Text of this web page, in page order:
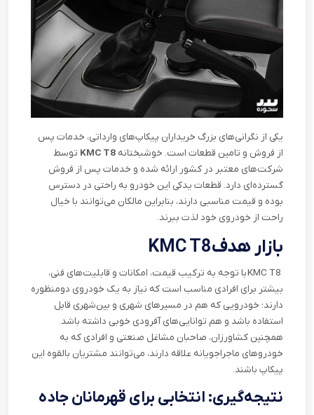
یکی از نگرانی‌های بزرگ خریداران پیکاپ‌های وارداتی، خدمات پس
از فروش و تامین قطعات است. خوشبختانه KMC T8 توسط
شرکت‌های معتبر در کشور ارائه شده و خدمات پس از فروش
گسترده‌ای دارد. قطعات یدکی این خودرو به راحتی در دسترس
بوده و قیمت مناسبی دارند، بنابراین مالکان می‌توانند با خیال
راحت از خودروی خود لذت ببرند.
بازار هدفKMC T8
KMC T8با توجه به ترکیب قیمت، امکانات و قابلیت‌های فنی،
بیشتر برای افرادی مناسب است که نیاز به یک خودروی دومنظوره
دارند؛ خودرویی که هم در مسیرهای شهری و بین‌شهری قابل
استفاده باشد و هم توانایی‌های آفرودی خوبی داشته باشد.
همچنین کشاورزان، صاحبان مشاغل صنعتی و افرادی که به
خودروهای ماجراجویانه علاقه دارند، می‌توانند مشتریان بالقوه این
پیکاپ باشند.
نتیجه‌گیری: انتخابی برای قهرمانان جاده